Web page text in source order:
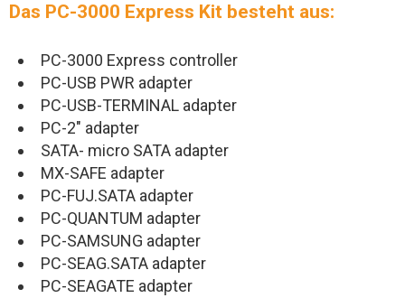
Das PC-3000 Express Kit besteht aus:
PC-3000 Express controller
PC-USB PWR adapter
PC-USB-TERMINAL adapter
PC-2" adapter
SATA- micro SATA adapter
MX-SAFE adapter
PC-FUJ.SATA adapter
PC-QUANTUM adapter
PC-SAMSUNG adapter
PC-SEAG.SATA adapter
PC-SEAGATE adapter